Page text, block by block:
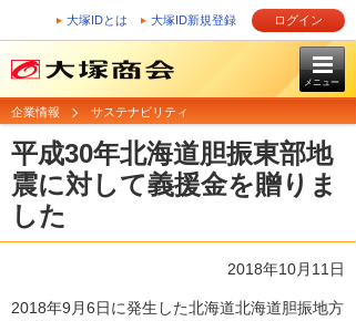
大塚IDとは 大塚ID新規登録 ログイン
メニュー
企業情報 サステナビリティ
平成30年北海道胆振東部地
震に対して義援金を贈りま
した
2018年10月11日
2018年9月6日に発生した北海道北海道胆振地方